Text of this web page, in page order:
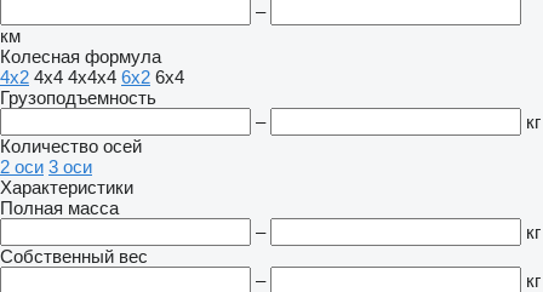
–
км
Колесная формула
4x2 4x4 4x4x4 6x2 6x4
Грузоподъемность
–
кг
Количество осей
2 оси 3 оси
Характеристики
Полная масса
–
кг
Собственный вес
–
кг